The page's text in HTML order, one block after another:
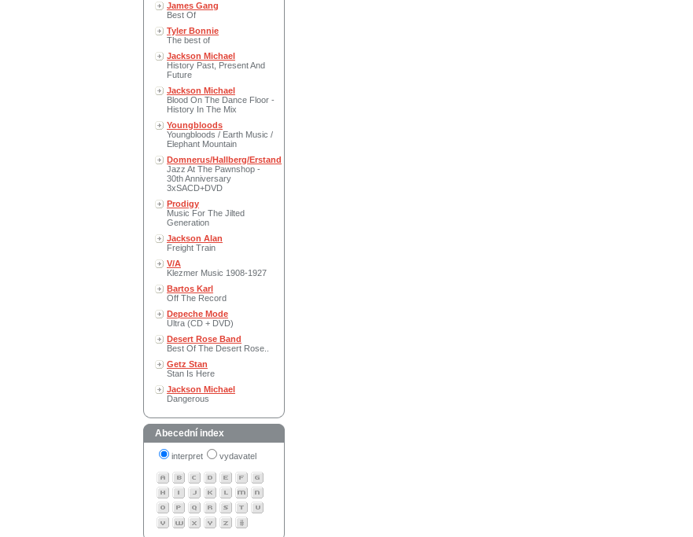
James Gang
Best Of
Tyler Bonnie
The best of
Jackson Michael
History Past, Present And
Future
Jackson Michael
Blood On The Dance Floor -
History In The Mix
Youngbloods
Youngbloods / Earth Music /
Elephant Mountain
Domnerus/Hallberg/Erstand
Jazz At The Pawnshop -
30th Anniversary
3xSACD+DVD
Prodigy
Music For The Jilted
Generation
Jackson Alan
Freight Train
V/A
Klezmer Music 1908-1927
Bartos Karl
Off The Record
Depeche Mode
Ultra (CD + DVD)
Desert Rose Band
Best Of The Desert Rose..
Getz Stan
Stan Is Here
Jackson Michael
Dangerous
Abecední index
interpret vydavatel